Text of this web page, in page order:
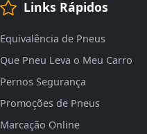
Links Rápidos
Equivalência de Pneus
Que Pneu Leva o Meu Carro
Pernos Segurança
Promoções de Pneus
Marcação Online